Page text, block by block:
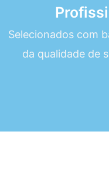
Selecionados com
da qualidade de